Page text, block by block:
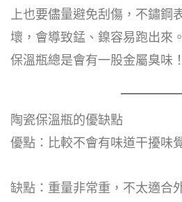
上也要儘量避免刮傷，不鏽鋼
壞，會導致錳、鎳容易跑出來
保溫瓶總是會有一股金屬臭味！
陶瓷保溫瓶的優缺點
優點：比較不會有味道干擾味
缺點：重量非常重，不太適合